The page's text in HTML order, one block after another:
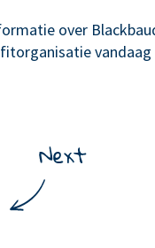
over